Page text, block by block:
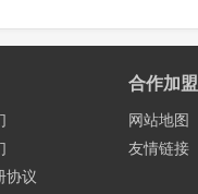
协议
合作加盟
网站地图
友情链接